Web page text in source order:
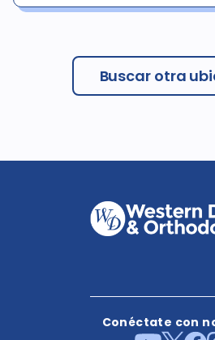
Buscar otra
Conéctate con